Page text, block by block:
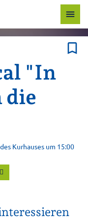
menu
bookmark_border
"In
die
Kurhauses um 15:00